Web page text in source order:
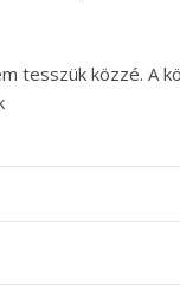
tesszük közzé. A